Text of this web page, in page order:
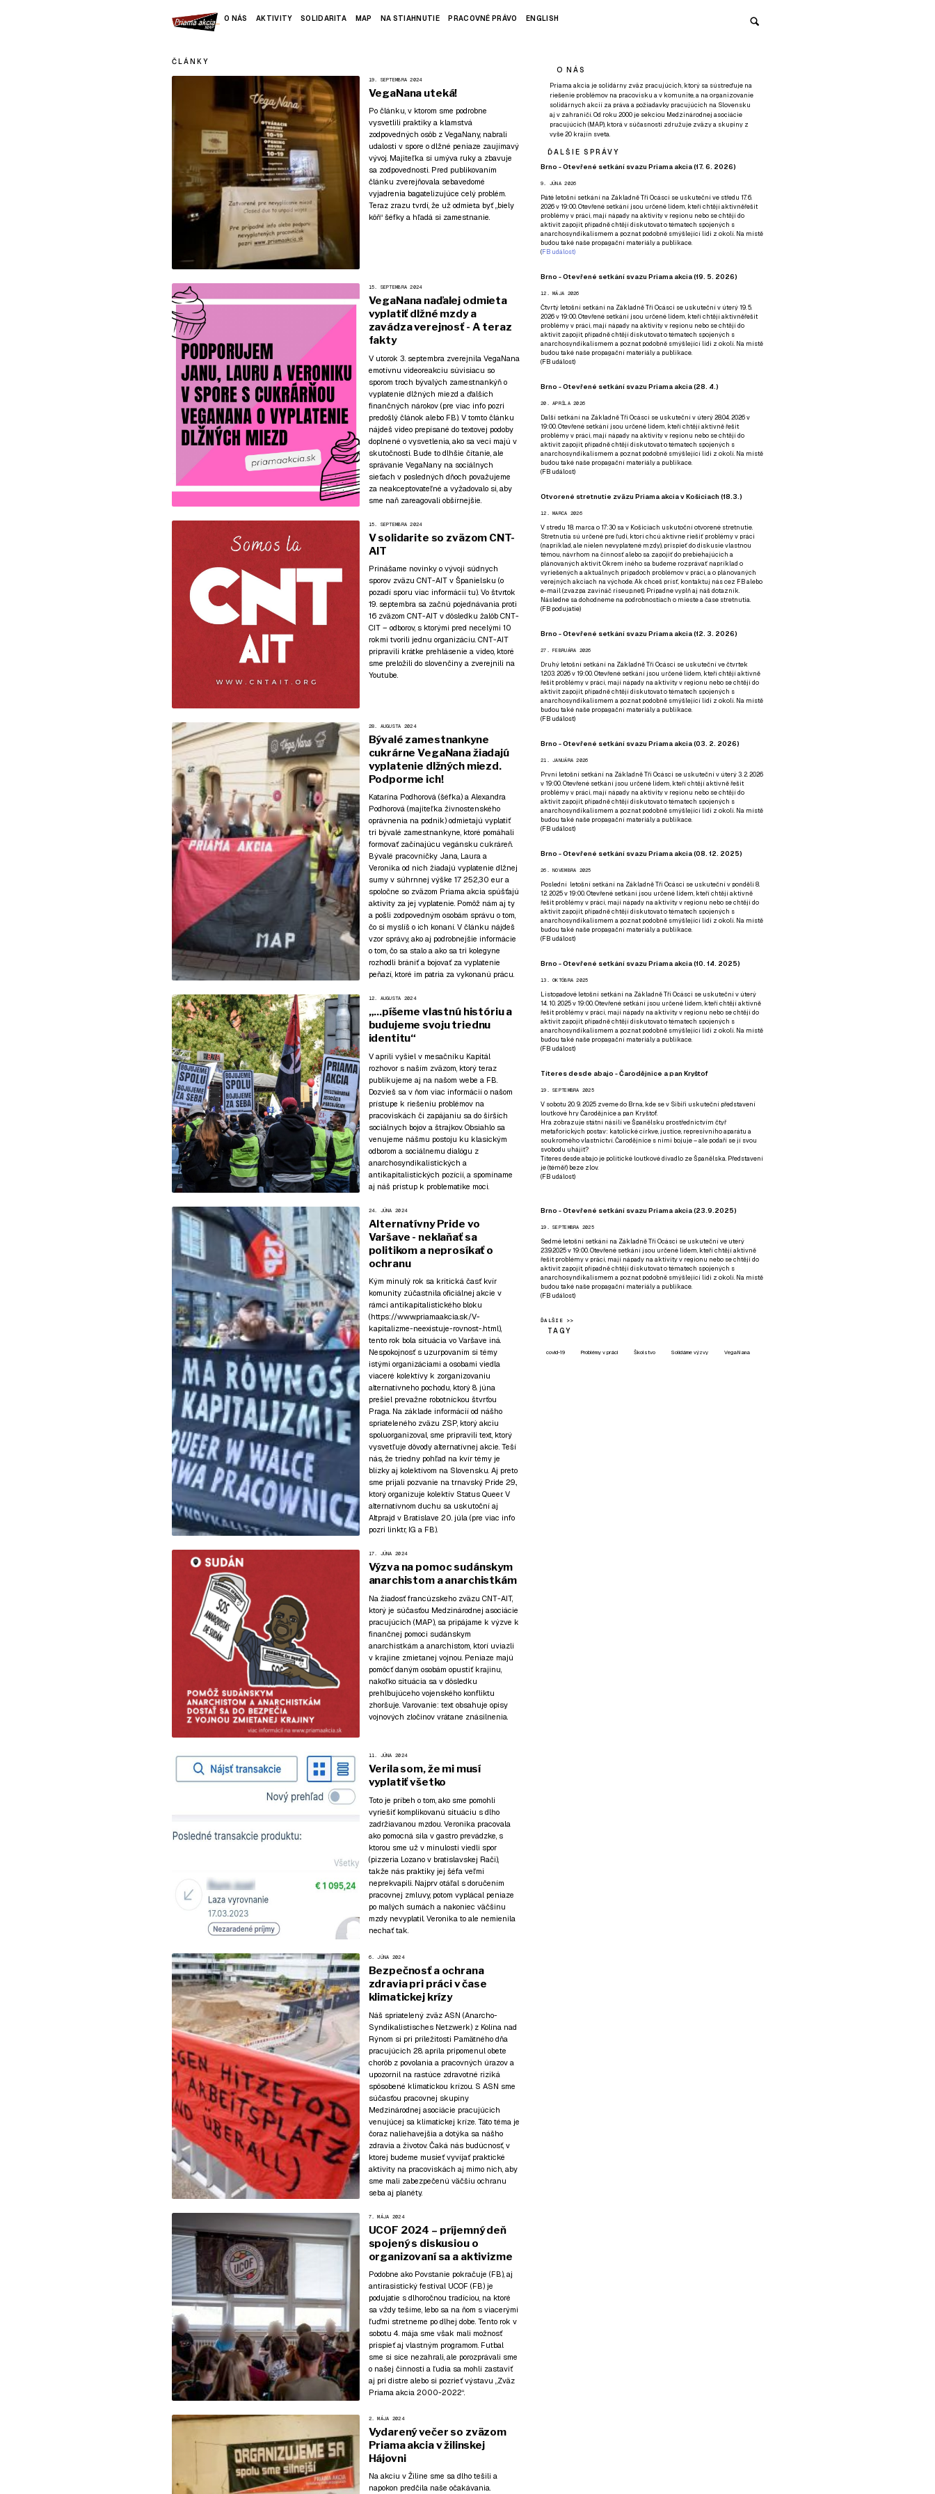
O NÁS AKTIVITY SOLIDARITA MAP NA STIAHNUTIE PRACOVNÉ PRÁVO ENGLISH
ČLÁNKY
19. SEPTEMBRA 2024
VegaNana uteká!
Po článku, v ktorom sme podrobne
vysvetlili praktiky a klamstvá
zodpovedných osôb z VegaNany, nabrali
udalosti v spore o dlžné peniaze zaujímavý
vývoj. Majiteľka si umýva ruky a zbavuje
sa zodpovednosti. Pred publikovaním
článku zverejňovala sebavedomé
vyjadrenia bagatelizujúce celý problém.
Teraz zrazu tvrdí, že už odmieta byť „biely
kôň“ šéfky a hľadá si zamestnanie.
15. SEPTEMBRA 2024
VegaNana naďalej odmieta
vyplatiť dlžné mzdy a
zavádza verejnosť - A teraz
fakty
V utorok 3. septembra zverejnila VegaNana
emotívnu videoreakciu súvisiacu so
sporom troch bývalých zamestnankýň o
vyplatenie dlžných miezd a ďalších
finančných nárokov (pre viac info pozri
predošlý článok alebo FB). V tomto článku
nájdeš video prepísané do textovej podoby
doplnené o vysvetlenia, ako sa veci majú v
skutočnosti. Bude to dlhšie čítanie, ale
správanie VegaNany na sociálnych
sieťach v posledných dňoch považujeme
za neakceptovateľné a vyžadovalo si, aby
sme naň zareagovali obšírnejšie.
15. SEPTEMBRA 2024
V solidarite so zväzom CNT-
AIT
Prinášame novinky o vývoji súdnych
sporov zväzu CNT-AIT v Španielsku (o
pozadí sporu viac informácií tu). Vo štvrtok
19. septembra sa začnú pojednávania proti
16 zväzom CNT-AIT v dôsledku žalôb CNT-
CIT – odborov, s ktorými pred necelými 10
rokmi tvorili jednu organizáciu. CNT-AIT
pripravili krátke prehlásenie a video, ktoré
sme preložili do slovenčiny a zverejnili na
Youtube.
28. AUGUSTA 2024
Bývalé zamestnankyne
cukrárne VegaNana žiadajú
vyplatenie dlžných miezd.
Podporme ich!
Katarína Podhorová (šéfka) a Alexandra
Podhorová (majiteľka živnostenského
oprávnenia na podnik) odmietajú vyplatiť
tri bývalé zamestnankyne, ktoré pomáhali
formovať začínajúcu vegánsku cukráreň.
Bývalé pracovníčky Jana, Laura a
Veronika od nich žiadajú vyplatenie dlžnej
sumy v súhrnnej výške 17 252,30 eur a
spoločne so zväzom Priama akcia spúšťajú
aktivity za jej vyplatenie. Pomôž nám aj ty
a pošli zodpovedným osobám správu o tom,
čo si myslíš o ich konaní. V článku nájdeš
vzor správy, ako aj podrobnejšie informácie
o tom, čo sa stalo a ako sa tri kolegyne
rozhodli brániť a bojovať za vyplatenie
peňazí, ktoré im patria za vykonanú prácu.
12. AUGUSTA 2024
„...píšeme vlastnú históriu a
budujeme svoju triednu
identitu“
V apríli vyšiel v mesačníku Kapitál
rozhovor s naším zväzom, ktorý teraz
publikujeme aj na našom webe a FB.
Dozvieš sa v ňom viac informácií o našom
prístupe k riešeniu problémov na
pracoviskách či zapájaniu sa do širších
sociálnych bojov a štrajkov. Obsiahlo sa
venujeme nášmu postoju ku klasickým
odborom a sociálnemu dialógu z
anarchosyndikalistických a
antikapitalistických pozícií, a spomíname
aj náš prístup k problematike moci.
24. JÚNA 2024
Alternatívny Pride vo
Varšave - neklaňať sa
politikom a neprosíkať o
ochranu
Kým minulý rok sa kritická časť kvír
komunity zúčastnila oficiálnej akcie v
rámci antikapitalistického bloku
(https://www.priamaakcia.sk/V-
kapitalizme-neexistuje-rovnost-.html),
tento rok bola situácia vo Varšave iná.
Nespokojnosť s uzurpovaním si témy
istými organizáciami a osobami viedla
viaceré kolektívy k zorganizovaniu
alternatívneho pochodu, ktorý 8. júna
prešiel prevažne robotníckou štvrťou
Praga. Na základe informácií od nášho
spriateleného zväzu ZSP, ktorý akciu
spoluorganizoval, sme pripravili text, ktorý
vysvetľuje dôvody alternatívnej akcie. Teší
nás, že triedny pohľad na kvír témy je
blízky aj kolektívom na Slovensku. Aj preto
sme prijali pozvanie na trnavský Pride 29.,
ktorý organizuje kolektív Status Queer. V
alternatívnom duchu sa uskutoční aj
Altprajd v Bratislave 20. júla (pre viac info
pozri linktr, IG a FB).
17. JÚNA 2024
Výzva na pomoc sudánskym
anarchistom a anarchistkám
Na žiadosť francúzskeho zväzu CNT-AIT,
ktorý je súčasťou Medzinárodnej asociácie
pracujúcich (MAP), sa pripájame k výzve k
finančnej pomoci sudánskym
anarchistkám a anarchistom, ktorí uviazli
v krajine zmietanej vojnou. Peniaze majú
pomôcť daným osobám opustiť krajinu,
nakoľko situácia sa v dôsledku
prehlbujúceho vojenského konfliktu
zhoršuje. Varovanie: text obsahuje opisy
vojnových zločinov vrátane znásilnenia.
11. JÚNA 2024
Verila som, že mi musí
vyplatiť všetko
Toto je príbeh o tom, ako sme pomohli
vyriešiť komplikovanú situáciu s dlho
zadržiavanou mzdou. Veronika pracovala
ako pomocná sila v gastro prevádzke, s
ktorou sme už v minulosti viedli spor
(pizzeria Lozano v bratislavskej Rači),
takže nás praktiky jej šéfa veľmi
neprekvapili. Najprv otáľal s doručením
pracovnej zmluvy, potom vyplácal peniaze
po malých sumách a nakoniec väčšinu
mzdy nevyplatil. Veronika to ale nemienila
nechať tak.
6. JÚNA 2024
Bezpečnosť a ochrana
zdravia pri práci v čase
klimatickej krízy
Náš spriatelený zväz ASN (Anarcho-
Syndikalistisches Netzwerk) z Kolína nad
Rýnom si pri príležitosti Pamätného dňa
pracujúcich 28. apríla pripomenul obete
chorôb z povolania a pracovných úrazov a
upozornil na rastúce zdravotné riziká
spôsobené klimatickou krízou. S ASN sme
súčasťou pracovnej skupiny
Medzinárodnej asociácie pracujúcich
venujúcej sa klimatickej kríze. Táto téma je
čoraz naliehavejšia a dotýka sa nášho
zdravia a životov. Čaká nás budúcnosť, v
ktorej budeme musieť vyvíjať praktické
aktivity na pracoviskách aj mimo nich, aby
sme mali zabezpečenú väčšiu ochranu
seba aj planéty.
7. MÁJA 2024
UCOF 2024 – príjemný deň
spojený s diskusiou o
organizovaní sa a aktivizme
Podobne ako Povstanie pokračuje (FB), aj
antirasistický festival UCOF (FB) je
podujatie s dlhoročnou tradíciou, na ktoré
sa vždy tešíme, lebo sa na ňom s viacerými
ľuďmi stretneme po dlhej dobe. Tento rok v
sobotu 4. mája sme však mali možnosť
prispieť aj vlastným programom. Futbal
sme si síce nezahrali, ale porozprávali sme
o našej činnosti a ľudia sa mohli zastaviť
aj pri distre alebo si pozrieť výstavu „Zväz
Priama akcia 2000-2022“.
2. MÁJA 2024
Vydarený večer so zväzom
Priama akcia v žilinskej
Hájovni
Na akciu v Žiline sme sa dlho tešili a
napokon predčila naše očakávania.
O NÁS
Priama akcia je solidárny zväz pracujúcich, ktorý sa sústreďuje na
riešenie problémov na pracovisku a v komunite, a na organizovanie
solidárnych akcií za práva a požiadavky pracujúcich na Slovensku
aj v zahraničí. Od roku 2000 je sekciou Medzinárodnej asociácie
pracujúcich (MAP), ktorá v súčasnosti združuje zväzy a skupiny z
vyše 20 krajín sveta.
ĎALŠIE SPRÁVY
Brno - Otevřené setkání svazu Priama akcia (17. 6. 2026)
9. JÚNA 2026
Páté letošní setkání na Základně Tři Ocásci se uskuteční ve středu 17. 6.
2026 v 19:00. Otevřené setkání jsou určené lidem, kteří chtějí aktivněřešit
problémy v práci, mají nápady na aktivity v regionu nebo se chtějí do
aktivit zapojit, případně chtějí diskutovat o tématech spojených s
anarchosyndikalismem a poznat podobně smýšlející lidi z okolí. Na místě
budou také naše propagační materiály a publikace.
(FB událost)
Brno - Otevřené setkání svazu Priama akcia (19. 5. 2026)
12. MÁJA 2026
Čtvrtý letošní setkání na Základně Tři Ocásci se uskuteční v úterý 19. 5.
2026 v 19:00. Otevřené setkání jsou určené lidem, kteří chtějí aktivněřešit
problémy v práci, mají nápady na aktivity v regionu nebo se chtějí do
aktivit zapojit, případně chtějí diskutovat o tématech spojených s
anarchosyndikalismem a poznat podobně smýšlející lidi z okolí. Na místě
budou také naše propagační materiály a publikace.
(FB událost)
Brno - Otevřené setkání svazu Priama akcia (28. 4.)
20. APRÍLA 2026
Další setkání na Základně Tři Ocásci se uskuteční v úterý 28.04. 2026 v
19:00. Otevřené setkání jsou určené lidem, kteří chtějí aktivně řešit
problémy v práci, mají nápady na aktivity v regionu nebo se chtějí do
aktivit zapojit, případně chtějí diskutovat o tématech spojených s
anarchosyndikalismem a poznat podobně smýšlející lidi z okolí. Na místě
budou také naše propagační materiály a publikace.
(FB událost)
Otvorené stretnutie zväzu Priama akcia v Košiciach (18.3.)
12. MARCA 2026
V stredu 18. marca o 17:30 sa v Košiciach uskutoční otvorené stretnutie.
Stretnutia sú určené pre ľudí, ktorí chcú aktívne riešiť problémy v práci
(napríklad, ale nielen nevyplatené mzdy), prispieť do diskusie vlastnou
témou, návrhom na činnosť alebo sa zapojiť do prebiehajúcich a
plánovaných aktivít. Okrem iného sa budeme rozprávať napríklad o
vyriešených a aktuálnych prípadoch problémov v práci, a o plánovaných
verejných akciach na východe. Ak chceš prísť, kontaktuj nás cez FBalebo
e-mail (zvazpa zavináč riseup.net). Prípadnevyplň aj náš dotazník.
Následne sa dohodneme na podrobnostiach o mieste a čase stretnutia.
(FB podujatie)
Brno - Otevřené setkání svazu Priama akcia (12. 3. 2026)
27. FEBRUÁRA 2026
Druhý letošní setkání na Základně Tři Ocásci se uskuteční ve čtvrtek
12.03. 2026 v 19:00. Otevřené setkání jsou určené lidem, kteří chtějí aktivně
řešit problémy v práci, mají nápady na aktivity v regionu nebo se chtějí do
aktivit zapojit, případně chtějí diskutovat o tématech spojených s
anarchosyndikalismem a poznat podobně smýšlející lidi z okolí. Na místě
budou také naše propagační materiály a publikace.
(FB událost)
Brno - Otevřené setkání svazu Priama akcia (03. 2. 2026)
21. JANUÁRA 2026
První letošní setkání na Základně Tři Ocásci se uskuteční v úterý 3. 2. 2026
v 19:00. Otevřené setkání jsou určené lidem, kteří chtějí aktivně řešit
problémy v práci, mají nápady na aktivity v regionu nebo se chtějí do
aktivit zapojit, případně chtějí diskutovat o tématech spojených s
anarchosyndikalismem a poznat podobně smýšlející lidi z okolí. Na místě
budou také naše propagační materiály a publikace.
(FB událost)
Brno - Otevřené setkání svazu Priama akcia (08. 12. 2025)
26. NOVEMBRA 2025
Poslední letošní setkání na Základně Tři Ocásci se uskuteční v ponděli 8.
12. 2025 v 19:00. Otevřené setkání jsou určené lidem, kteří chtějí aktivně
řešit problémy v práci, mají nápady na aktivity v regionu nebo se chtějí do
aktivit zapojit, případně chtějí diskutovat o tématech spojených s
anarchosyndikalismem a poznat podobně smýšlející lidi z okolí. Na místě
budou také naše propagační materiály a publikace.
(FB událost)
Brno - Otevřené setkání svazu Priama akcia (10. 14. 2025)
13. OKTÓBRA 2025
Listopadové letošní setkání na Základně Tři Ocásci se uskuteční v úterý
14. 10. 2025 v 19:00. Otevřené setkání jsou určené lidem, kteří chtějí aktivně
řešit problémy v práci, mají nápady na aktivity v regionu nebo se chtějí do
aktivit zapojit, případně chtějí diskutovat o tématech spojených s
anarchosyndikalismem a poznat podobně smýšlející lidi z okolí. Na místě
budou také naše propagační materiály a publikace.
(FB událost)
Títeres desde abajo - Čarodějnice a pan Kryštof
19. SEPTEMBRA 2025
V sobotu 20. 9. 2025 zveme do Brna, kde se v Sibiři uskuteční představení
loutkové hry Čarodějnice a pan Kryštof.
Hra zobrazuje státní násilí ve Španělsku prostřednictvím čtyř
metaforických postav: katolické církve, justice, represivního aparátu a
soukromého vlastnictví. Čarodějnice s nimi bojuje – ale podaří se jí svou
svobodu uhájit?
Títeres desde abajo je politické loutkové divadlo ze Španělska. Představení
je (téměř) beze zlov.
(FB událost)
Brno - Otevřené setkání svazu Priama akcia (23.9.2025)
19. SEPTEMBRA 2025
Sedmé letošní setkání na Základně Tři Ocásci se uskuteční ve uterý
23.9.2025 v 19:00. Otevřené setkání jsou určené lidem, kteří chtějí aktivně
řešit problémy v práci, mají nápady na aktivity v regionu nebo se chtějí do
aktivit zapojit, případně chtějí diskutovat o tématech spojených s
anarchosyndikalismem a poznat podobně smýšlející lidi z okolí. Na místě
budou také naše propagační materiály a publikace.
(FB událost)
ĎALŠIE >>
TAGY
covid-19 Problémy v práci Školstvo Solidárne výzvy VegaNana